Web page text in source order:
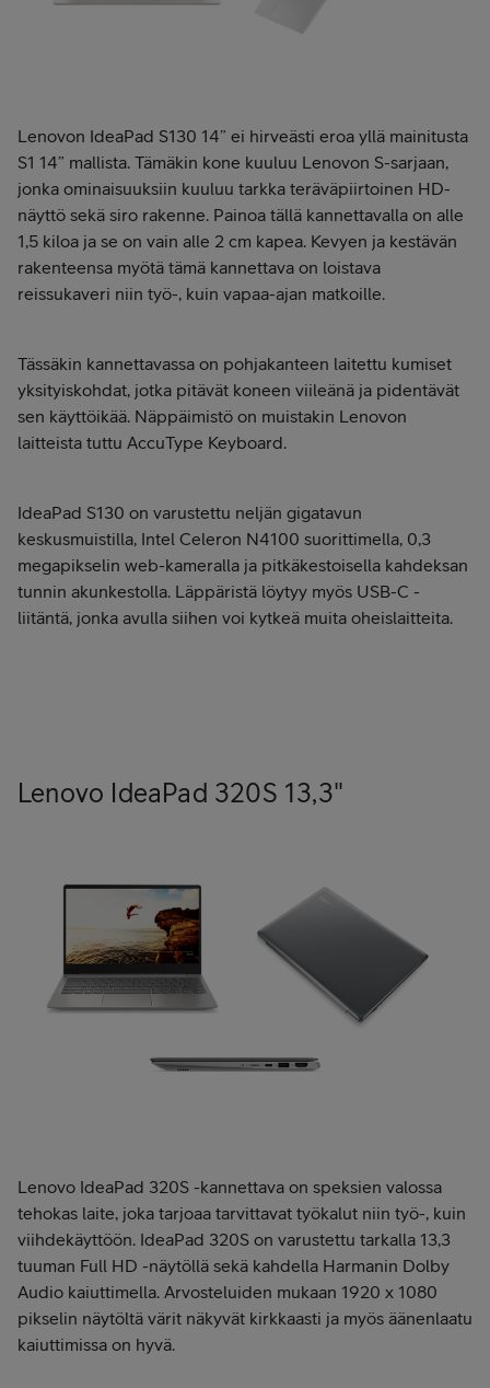
Lenovon IdeaPad S130 14” ei hirveästi eroa yllä mainitusta
S1 14” mallista. Tämäkin kone kuuluu Lenovon S-sarjaan,
jonka ominaisuuksiin kuuluu tarkka teräväpiirtoinen HD-
näyttö sekä siro rakenne. Painoa tällä kannettavalla on alle
1,5 kiloa ja se on vain alle 2 cm kapea. Kevyen ja kestävän
rakenteensa myötä tämä kannettava on loistava
reissukaveri niin työ-, kuin vapaa-ajan matkoille.
Tässäkin kannettavassa on pohjakanteen laitettu kumiset
yksityiskohdat, jotka pitävät koneen viileänä ja pidentävät
sen käyttöikää. Näppäimistö on muistakin Lenovon
laitteista tuttu AccuType Keyboard.
IdeaPad S130 on varustettu neljän gigatavun
keskusmuistilla, Intel Celeron N4100 suorittimella, 0,3
megapikselin web-kameralla ja pitkäkestoisella kahdeksan
tunnin akunkestolla. Läppäristä löytyy myös USB-C -
liitäntä, jonka avulla siihen voi kytkeä muita oheislaitteita.
Lenovo IdeaPad 320S 13,3"
Lenovo IdeaPad 320S -kannettava on speksien valossa
tehokas laite, joka tarjoaa tarvittavat työkalut niin työ-, kuin
viihdekäyttöön. IdeaPad 320S on varustettu tarkalla 13,3
tuuman Full HD -näytöllä sekä kahdella Harmanin Dolby
Audio kaiuttimella. Arvosteluiden mukaan 1920 x 1080
pikselin näytöltä värit näkyvät kirkkaasti ja myös äänenlaatu
kaiuttimissa on hyvä.